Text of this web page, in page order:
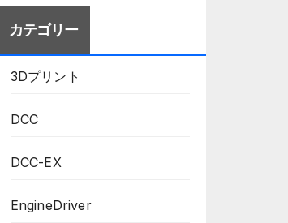
カテゴリー
3Dプリント
DCC
DCC-EX
EngineDriver